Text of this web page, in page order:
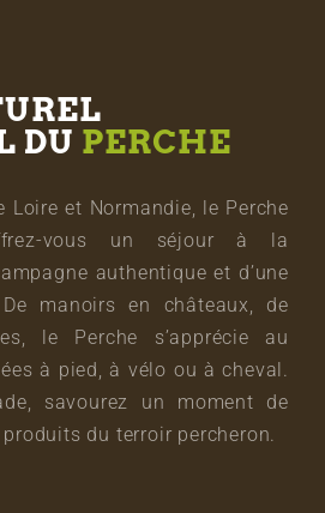
DU PERCHE
Loire et Normandie, le Perche
vous un séjour à la
authentique et d’une
manoirs en châteaux, de
le Perche s’apprécie au
à pied, à vélo ou à cheval.
savourez un moment de
du terroir percheron.